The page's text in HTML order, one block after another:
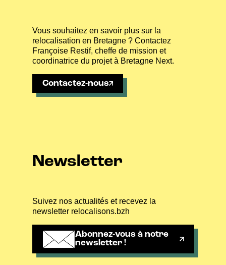
Newsletter
Vous souhaitez en savoir plus sur la
relocalisation en Bretagne ? Contactez
Françoise Restif, cheffe de mission et
coordinatrice du projet à Bretagne Next.
Suivez nos actualités et recevez la
newsletter relocalisons.bzh
Contactez-nous
Abonnez-vous à notre
newsletter !